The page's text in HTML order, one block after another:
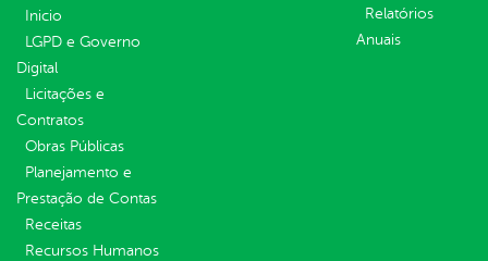
Inicio
LGPD e Governo
Digital
Licitações e
Contratos
Obras Públicas
Planejamento e
Prestação de Contas
Receitas
Recursos Humanos
Relatórios
Anuais